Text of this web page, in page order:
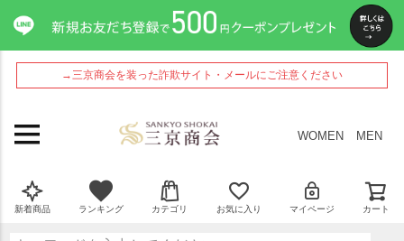
→三京商会を装った詐欺サイト・メールにご注意ください
WOMEN MEN
新着商品 ランキング カテゴリ お気に入り マイページ カート
ペー
ジト
ップ
へ